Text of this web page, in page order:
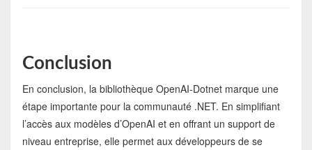
Conclusion
En conclusion, la bibliothèque OpenAI-Dotnet marque une
étape importante pour la communauté .NET. En simplifiant
l’accès aux modèles d’OpenAI et en offrant un support de
niveau entreprise, elle permet aux développeurs de se